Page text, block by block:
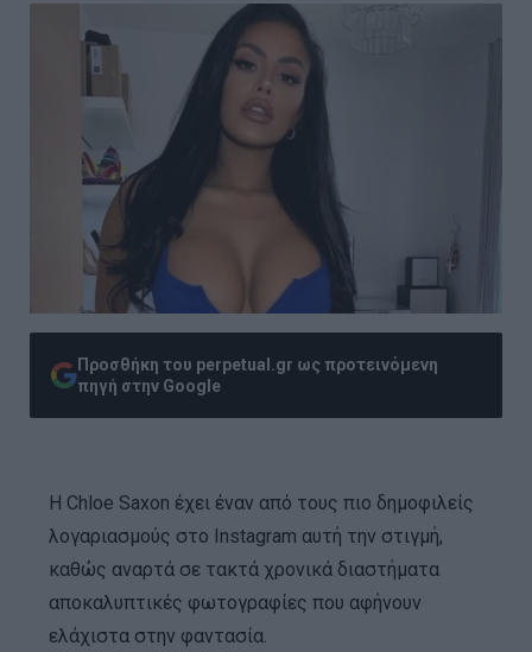
Προσθήκη του perpetual.gr ως προτεινόμενη
πηγή στην Google
Η Chloe Saxon έχει έναν από τους πιο δημοφιλείς
λογαριασμούς στο Instagram αυτή την στιγμή,
καθώς αναρτά σε τακτά χρονικά διαστήματα
αποκαλυπτικές φωτογραφίες που αφήνουν
ελάχιστα στην φαντασία.